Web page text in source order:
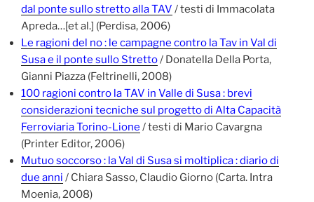
dal ponte sullo stretto alla TAV / testi di Immacolata
Apreda…[et al.] (Perdisa, 2006)
Le ragioni del no : le campagne contro la Tav in Val di
Susa e il ponte sullo Stretto/ Donatella Della Porta,
Gianni Piazza (Feltrinelli, 2008)
100 ragioni contro la TAV in Valle di Susa : brevi
considerazioni tecniche sul progetto di Alta Capacità
Ferroviaria Torino-Lione / testi di Mario Cavargna
(Printer Editor, 2006)
Mutuo soccorso : la Val di Susa si moltiplica : diario di
due anni / Chiara Sasso, Claudio Giorno (Carta. Intra
Moenia, 2008)